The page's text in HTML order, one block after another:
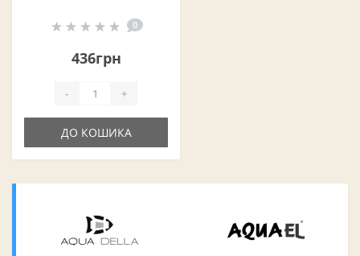
0
436грн
- +
ДО КОШИКА